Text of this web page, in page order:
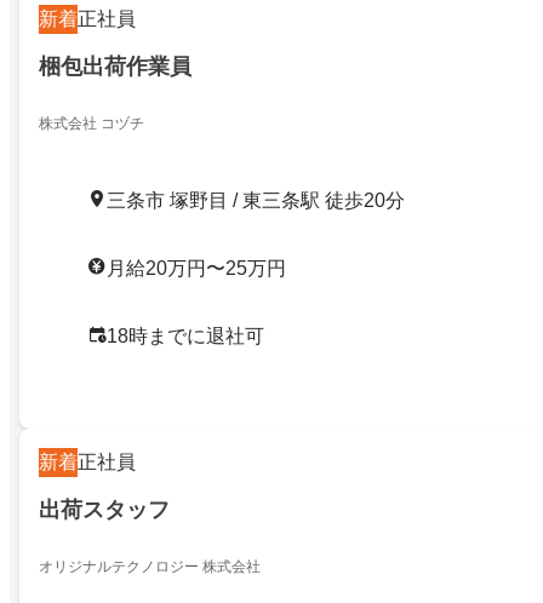
新着正社員
梱包出荷作業員
株式会社 コヅチ
三条市 塚野目 / 東三条駅 徒歩20分
月給20万円〜25万円
18時までに退社可
新着正社員
出荷スタッフ
オリジナルテクノロジー 株式会社